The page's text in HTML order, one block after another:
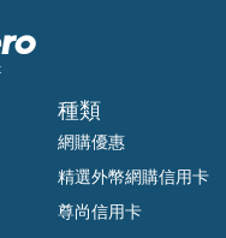
種類
網購優惠
精選外幣網購信用卡
尊尚信用卡